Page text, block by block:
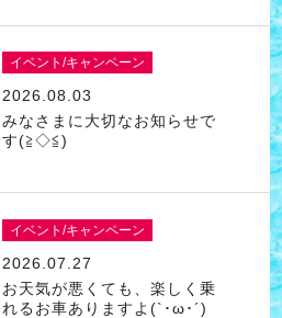
イベント/キャンペーン
2026.08.03
みなさまに大切なお知らせで
す(≧◇≦)
イベント/キャンペーン
2026.07.27
お天気が悪くても、楽しく乗
れるお車ありますよ(`･ω･´)